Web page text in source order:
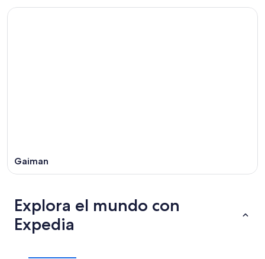
Gaiman
Explora el mundo con
Expedia